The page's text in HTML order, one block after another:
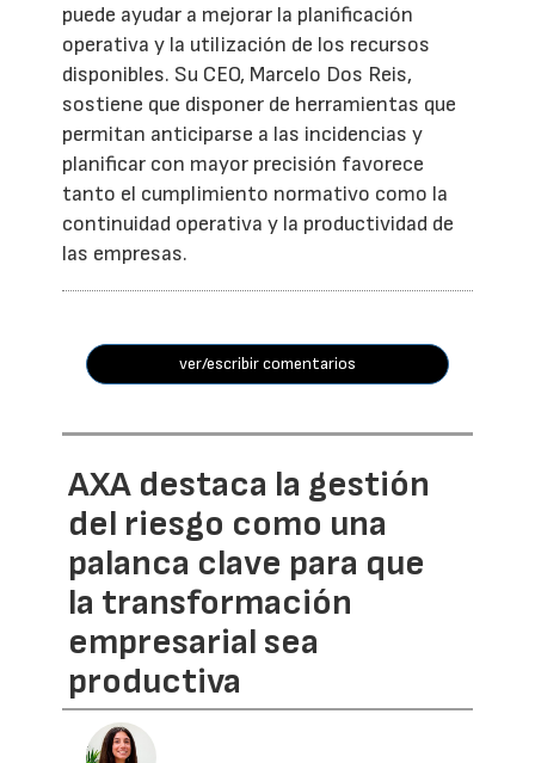
puede ayudar a mejorar la planificación
operativa y la utilización de los recursos
disponibles. Su CEO, Marcelo Dos Reis,
sostiene que disponer de herramientas que
permitan anticiparse a las incidencias y
planificar con mayor precisión favorece
tanto el cumplimiento normativo como la
continuidad operativa y la productividad de
las empresas.
ver/escribir comentarios
AXA destaca la gestión
del riesgo como una
palanca clave para que
la transformación
empresarial sea
productiva